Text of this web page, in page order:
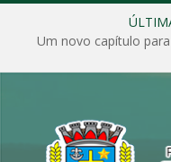
Um novo capítulo